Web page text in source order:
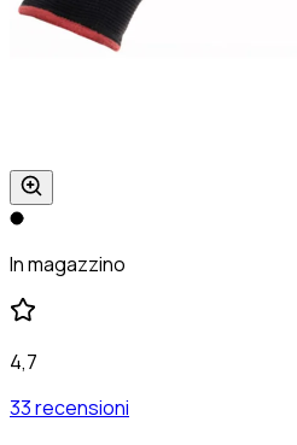
In magazzino
4,7
33 recensioni